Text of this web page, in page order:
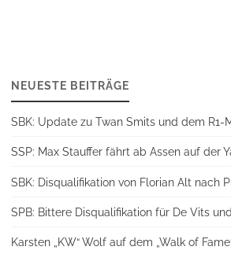
NEUESTE BEITRÄGE
SBK: Update zu Twan Smits und dem R1-
SSP: Max Stauffer fährt ab Assen auf der
SBK: Disqualifikation von Florian Alt nach
SPB: Bittere Disqualifikation für De Vits
Karsten „KW“ Wolf auf dem „Walk of